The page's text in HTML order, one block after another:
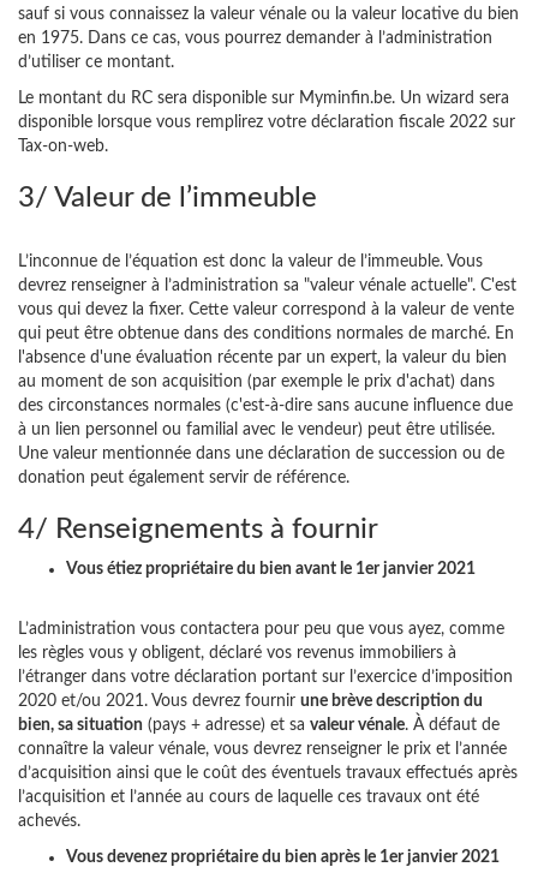
sauf si vous connaissez la valeur vénale ou la valeur locative du bien
en 1975. Dans ce cas, vous pourrez demander à l’administration
d’utiliser ce montant.
Le montant du RC sera disponible sur Myminfin.be. Un wizard sera
disponible lorsque vous remplirez votre déclaration fiscale 2022 sur
Tax-on-web.
3/ Valeur de l’immeuble
L’inconnue de l’équation est donc la valeur de l’immeuble. Vous
devrez renseigner à l’administration sa "valeur vénale actuelle". C'est
vous qui devez la fixer. Cette valeur correspond à la valeur de vente
qui peut être obtenue dans des conditions normales de marché. En
l'absence d'une évaluation récente par un expert, la valeur du bien
au moment de son acquisition (par exemple le prix d'achat) dans
des circonstances normales (c'est-à-dire sans aucune influence due
à un lien personnel ou familial avec le vendeur) peut être utilisée.
Une valeur mentionnée dans une déclaration de succession ou de
donation peut également servir de référence.
4/ Renseignements à fournir
Vous étiez propriétaire du bien avant le 1er janvier 2021
L’administration vous contactera pour peu que vous ayez, comme
les règles vous y obligent, déclaré vos revenus immobiliers à
l’étranger dans votre déclaration portant sur l’exercice d’imposition
2020 et/ou 2021. Vous devrez fournir une brève description du
bien, sa situation (pays + adresse) et sa valeur vénale. À défaut de
connaître la valeur vénale, vous devrez renseigner le prix et l’année
d’acquisition ainsi que le coût des éventuels travaux effectués après
l’acquisition et l’année au cours de laquelle ces travaux ont été
achevés.
Vous devenez propriétaire du bien après le 1er janvier 2021